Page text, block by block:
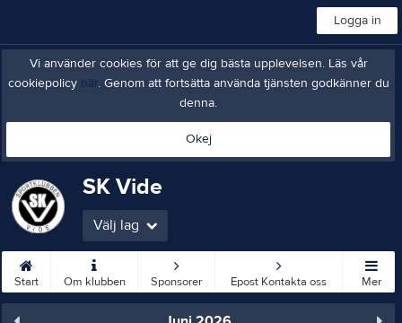
Logga in
Vi använder cookies för att ge dig bästa upplevelsen. Läs vår
cookiepolicy här. Genom att fortsätta använda tjänsten godkänner du
denna.
Okej
SK Vide
Välj lag
Start Om klubben Sponsorer Epost Kontakta oss Mer